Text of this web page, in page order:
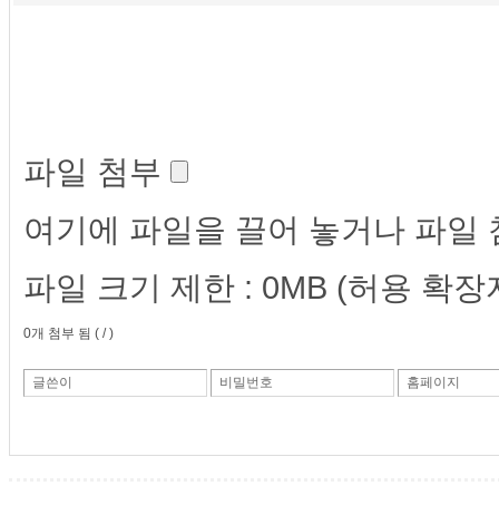
파일 첨부
여기에 파일을 끌어 놓거나 파일
파일 크기 제한 : 0MB (허용 확
0개 첨부 됨 ( /)
글쓴이 비밀번호 홈페이지